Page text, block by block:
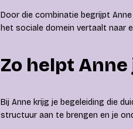
Door die combinatie begrijpt
het sociale domein vertaalt naar
Zo helpt
Bij Anne krijg je begeleiding die
structuur aan te brengen en je